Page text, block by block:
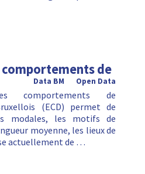
comportements de
Open Data
Data BM
comportements de
(ECD) permet de
modales, les motifs de
moyenne, les lieux de
actuellement de …